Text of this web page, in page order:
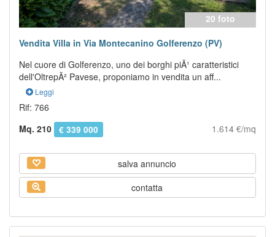
20 foto
Vendita Villa in Via Montecanino Golferenzo (PV)
Nel cuore di Golferenzo, uno dei borghi piÃ¹ caratteristici
dell'OltrepÃ² Pavese, proponiamo in vendita un aff...
Leggi
Rif: 766
Mq. 210
€ 339 000 1.614 €/mq
salva annuncio
contatta